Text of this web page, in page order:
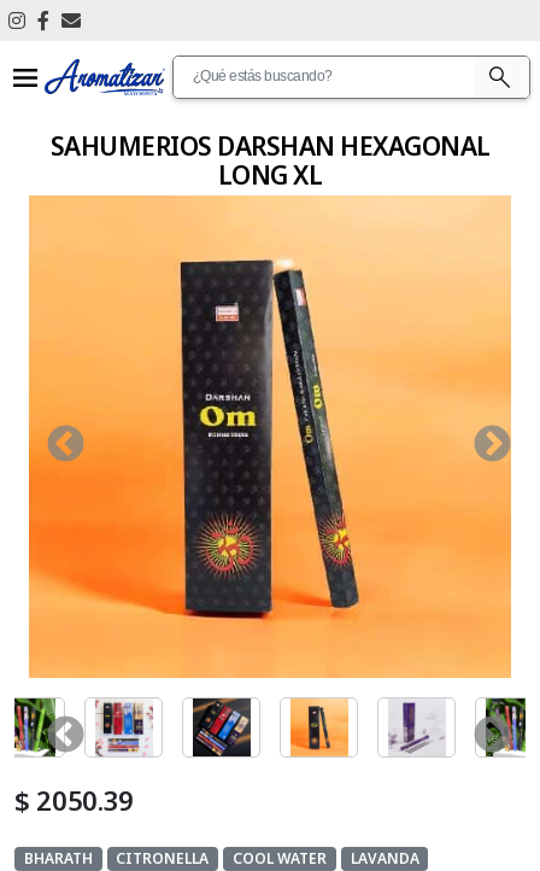
SAHUMERIOS DARSHAN HEXAGONAL
LONG XL
$ 2050.39
BHARATH CITRONELLA COOL WATER
LAVANDA
Ver Todos
Antimosquitos
Articulos De Limpieza
Aromatizantes De Ambientes
Aromatizantes De Auto
Articulos De Promocion
Bijouterie
Cascadas De Humo
Cosmetica Personal
Cosmetica Del Automotor
Equipos Aromatizador
Exhibidores